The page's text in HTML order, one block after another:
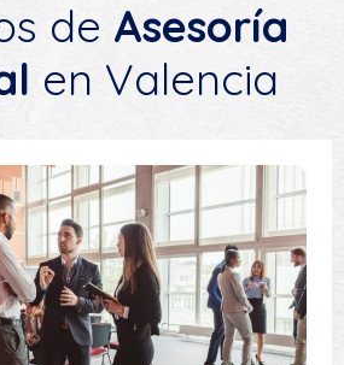
de Asesoría
en Valencia
en contrataciones de
en contrataciones de
: Servicios de asesoramiento
de los contratos